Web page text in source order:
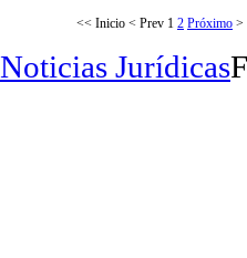
<< Inicio < Prev 1 2 Próximo >
Noticias Jurídicas